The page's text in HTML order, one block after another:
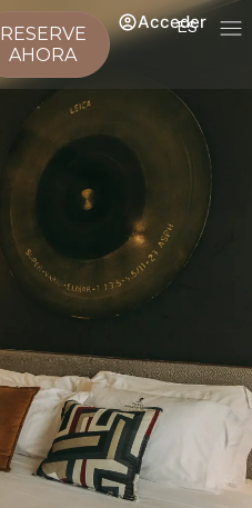
ES
Acceder
RESERVE
AHORA